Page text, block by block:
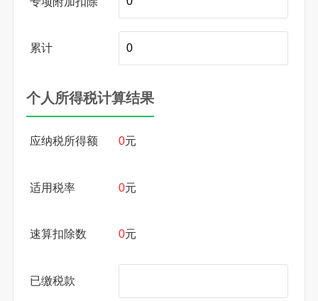
累计
个人所得税计算结果
应纳税所得额 0元
适用税率 0元
速算扣除数 0元
已缴税款